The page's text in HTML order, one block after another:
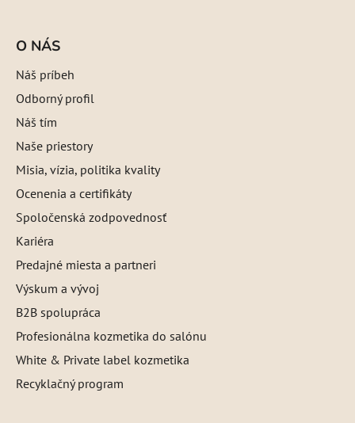
O NÁS
Náš príbeh
Odborný profil
Náš tím
Naše priestory
Misia, vízia, politika kvality
Ocenenia a certifikáty
Spoločenská zodpovednosť
Kariéra
Predajné miesta a partneri
Výskum a vývoj
B2B spolupráca
Profesionálna kozmetika do salónu
White & Private label kozmetika
Recyklačný program